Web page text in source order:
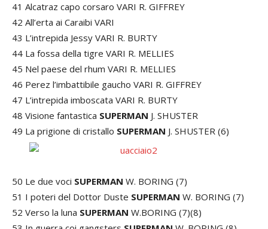
41 Alcatraz capo corsaro VARI R. GIFFREY
42 All’erta ai Caraibi VARI
43 L’intrepida Jessy VARI R. BURTY
44 La fossa della tigre VARI R. MELLIES
45 Nel paese del rhum VARI R. MELLIES
46 Perez l’imbattibile gaucho VARI R. GIFFREY
47 L’intrepida imboscata VARI R. BURTY
48 Visione fantastica SUPERMAN J. SHUSTER
49 La prigione di cristallo SUPERMAN J. SHUSTER (6)
50 Le due voci SUPERMAN W. BORING (7)
51 I poteri del Dottor Duste SUPERMAN W. BORING (7)
52 Verso la luna SUPERMAN W.BORING (7)(8)